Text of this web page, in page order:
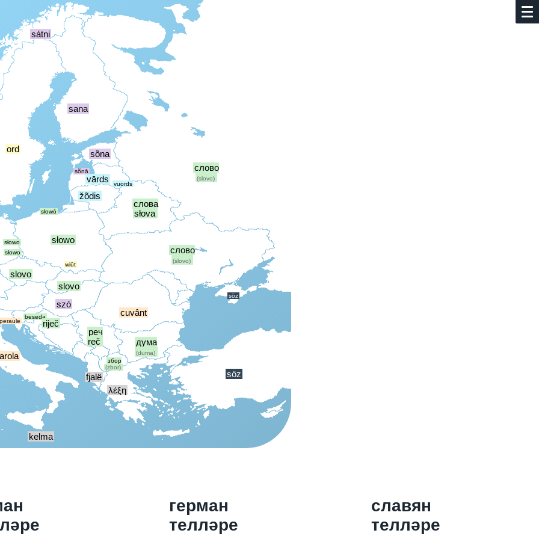
sana
ord sõna
sõnā
vārds vuords
žõdis
слова
słova
słowò
słowo
słowo
słowo
слово
(slovo)
слово
(slovo)
slovo
slovo
söz
szó
cuvânt
beseda
peraule
riječ
реч
reč
дума
(duma)
збор
(zbor)
fjalë
söz
λέξη
kelma
wiüt
sátni
герман
телләре
славян
телләре